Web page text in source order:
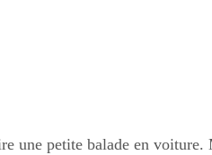
une petite balade en